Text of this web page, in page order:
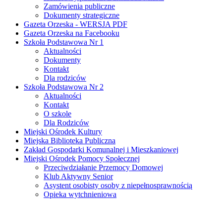
Zamówienia publiczne
Dokumenty strategiczne
Gazeta Orzeska - WERSJA PDF
Gazeta Orzeska na Facebooku
Szkoła Podstawowa Nr 1
Aktualności
Dokumenty
Kontakt
Dla rodziców
Szkoła Podstawowa Nr 2
Aktualności
Kontakt
O szkole
Dla Rodziców
Miejski Ośrodek Kultury
Miejska Biblioteka Publiczna
Zakład Gospodarki Komunalnej i Mieszkaniowej
Miejski Ośrodek Pomocy Społecznej
Przeciwdziałanie Przemocy Domowej
Klub Aktywny Senior
Asystent osobisty osoby z niepełnosprawnością
Opieka wytchnieniowa